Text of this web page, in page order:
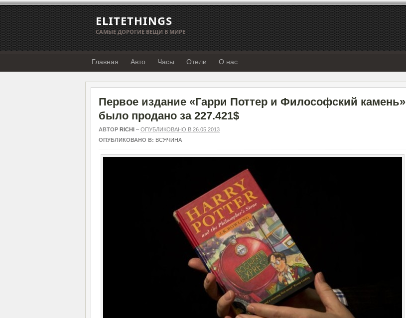
ELITETHINGS
САМЫЕ ДОРОГИЕ ВЕЩИ В МИРЕ
Главная Авто Часы Отели О нас
Первое издание «Гарри Поттер и Философский камень»
было продано за 227.421$
АВТОР RICHI – ОПУБЛИКОВАНО В 26.05.2013
ОПУБЛИКОВАНО В: ВСЯЧИНА